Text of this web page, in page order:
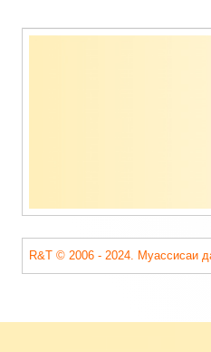
Содержимое
R&T © 2006 - 2024. Муассисаи